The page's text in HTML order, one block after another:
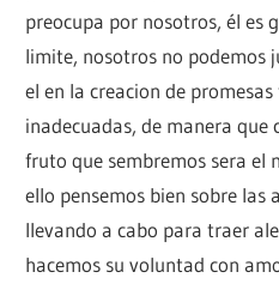
preocupa por nosotros, él es
limite, nosotros no podemos
el en la creacion de
inadecuadas, de manera que
fruto que sembremos sera el
ello pensemos bien sobre las
llevando a cabo para traer
hacemos su voluntad con